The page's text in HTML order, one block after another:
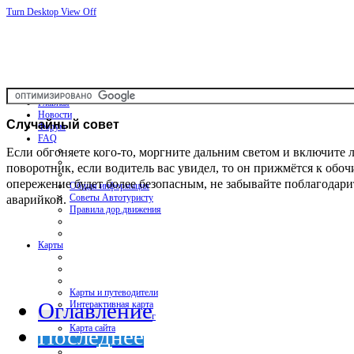
Turn Desktop View Off
Главная
Новости
Форум
FAQ
Общая информация
Советы Автотуристу
Правила дор.движения
Карты
Карты и путеводители
Интерактивная карта
Карты платных дорог
Карта сайта
Случайный совет
Если обгоняете кого-то, моргните дальним светом и включите
поворотник, если водитель вас увидел, то он прижмётся к
опережение будет более безопасным, не забывайте
аварийкой.
Оглавление
Последнее